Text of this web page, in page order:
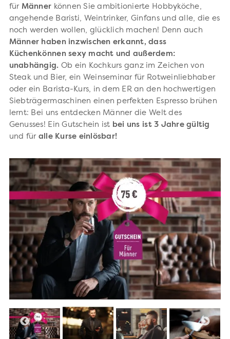
für Männer können Sie ambitionierte Hobbyköche,
angehende Baristi, Weintrinker, Ginfans und alle, die es
noch werden wollen, glücklich machen! Denn auch
Männer haben inzwischen erkannt, dass
Küchenkönnen sexy macht und außerdem:
unabhängig. Ob ein Kochkurs ganz im Zeichen von
Steak und Bier, ein Weinseminar für Rotweinliebhaber
oder ein Barista-Kurs, in dem ER an den hochwertigen
Siebträgermaschinen einen perfekten Espresso brühen
lernt: Bei uns entdecken Männer die Welt des
Genusses! Ein Gutschein ist bei uns ist 3 Jahre gültig
und für alle Kurse einlösbar!